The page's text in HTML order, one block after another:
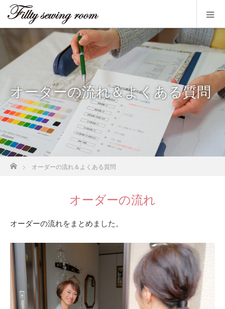
オーダーの流れ＆よくある質問
オーダーの流れ＆よくある質問
オーダーの流れ
オーダーの流れをまとめました。